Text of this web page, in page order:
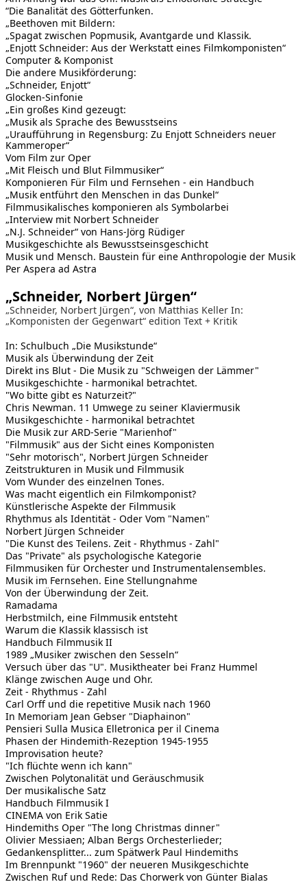
“Die Banalität des Götterfunken.
„Beethoven mit Bildern:
„Spagat zwischen Popmusik, Avantgarde und Klassik.
„Enjott Schneider: Aus der Werkstatt eines Filmkomponisten“
Computer & Komponist
Die andere Musikförderung:
„Schneider, Enjott“
Glocken-Sinfonie
„Ein großes Kind gezeugt:
„Musik als Sprache des Bewusstseins
„Uraufführung in Regensburg: Zu Enjott Schneiders neuer
Kammeroper“
Vom Film zur Oper
„Mit Fleisch und Blut Filmmusiker“
Komponieren Für Film und Fernsehen - ein Handbuch
„Musik entführt den Menschen in das Dunkel“
Filmmusikalisches komponieren als Symbolarbei
„Interview mit Norbert Schneider
„N.J. Schneider“ von Hans-Jörg Rüdiger
Musikgeschichte als Bewusstseinsgeschicht
Musik und Mensch. Baustein für eine Anthropologie der Musik
Per Aspera ad Astra
„Schneider, Norbert Jürgen“
„Schneider, Norbert Jürgen“, von Matthias Keller In:
„Komponisten der Gegenwart“ edition Text + Kritik
In: Schulbuch „Die Musikstunde“
Musik als Überwindung der Zeit
Direkt ins Blut - Die Musik zu "Schweigen der Lämmer"
Musikgeschichte - harmonikal betrachtet.
"Wo bitte gibt es Naturzeit?"
Chris Newman. 11 Umwege zu seiner Klaviermusik
Musikgeschichte - harmonikal betrachtet
Die Musik zur ARD-Serie "Marienhof"
"Filmmusik" aus der Sicht eines Komponisten
"Sehr motorisch", Norbert Jürgen Schneider
Zeitstrukturen in Musik und Filmmusik
Vom Wunder des einzelnen Tones.
Was macht eigentlich ein Filmkomponist?
Künstlerische Aspekte der Filmmusik
Rhythmus als Identität - Oder Vom "Namen"
Norbert Jürgen Schneider
"Die Kunst des Teilens. Zeit - Rhythmus - Zahl"
Das "Private" als psychologische Kategorie
Filmmusiken für Orchester und Instrumentalensembles.
Musik im Fernsehen. Eine Stellungnahme
Von der Überwindung der Zeit.
Ramadama
Herbstmilch, eine Filmmusik entsteht
Warum die Klassik klassisch ist
Handbuch Filmmusik II
1989 „Musiker zwischen den Sesseln“
Versuch über das "U". Musiktheater bei Franz Hummel
Klänge zwischen Auge und Ohr.
Zeit - Rhythmus - Zahl
Carl Orff und die repetitive Musik nach 1960
In Memoriam Jean Gebser "Diaphainon"
Pensieri Sulla Musica Elletronica per il Cinema
Phasen der Hindemith-Rezeption 1945-1955
Improvisation heute?
"Ich flüchte wenn ich kann"
Zwischen Polytonalität und Geräuschmusik
Der musikalische Satz
Handbuch Filmmusik I
CINEMA von Erik Satie
Hindemiths Oper "The long Christmas dinner"
Olivier Messiaen; Alban Bergs Orchesterlieder;
Gedankensplitter... zum Spätwerk Paul Hindemiths
Im Brennpunkt "1960" der neueren Musikgeschichte
Zwischen Ruf und Rede: Das Chorwerk von Günter Bialas